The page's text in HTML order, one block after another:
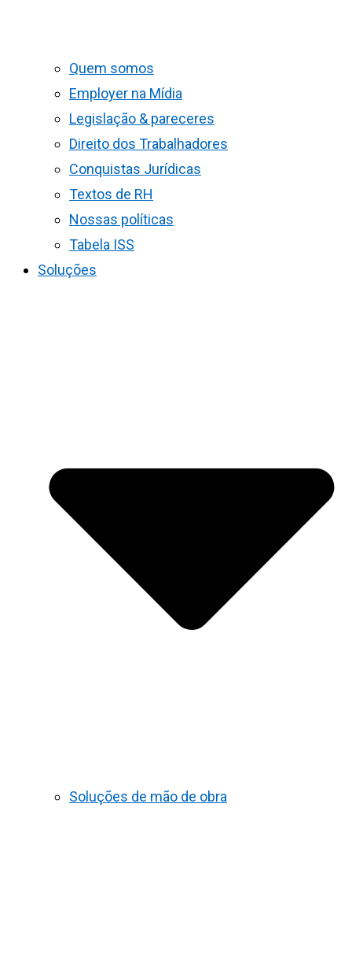
Quem somos
Employer na Mídia
Legislação & pareceres
Direito dos Trabalhadores
Conquistas Jurídicas
Textos de RH
Nossas políticas
Tabela ISS
Soluções
Soluções de mão de obra